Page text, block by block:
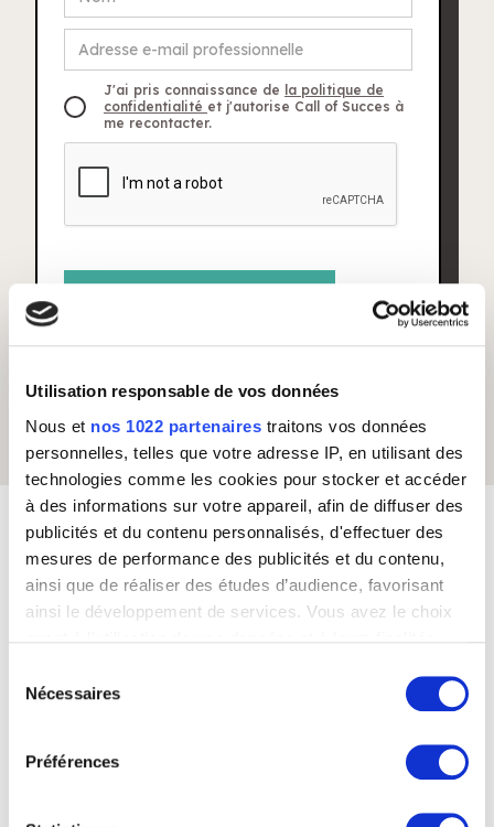
Utilisation responsable de vos données
Nous et nos 1022 partenaires traitons vos données
personnelles, telles que votre adresse IP, en utilisant des
technologies comme les cookies pour stocker et accéder
à des informations sur votre appareil, afin de diffuser des
publicités et du contenu personnalisés, d'effectuer des
mesures de performance des publicités et du contenu,
ainsi que de réaliser des études d’audience, favorisant
ainsi le développement de services. Vous avez le choix
tout moment en consultant la Déclaration relative aux
cookies ou en cliquant sur l'icône de confidentialité.
Si vous le permettez, nous aimerions également :
Nécessaires
Préférences
J'ai pris connaissance de la politique de
confidentialité et j'autorise Call of Succes à
me recontacter.
À propos de ce livre blanc
Depuis 2021, Call of Success s’appuie sur son expertise de
l’externalisation et son réseau de plus de 200 centres d’appels
comparatif des destinations d’externalisation
. Le premier
volet qui suit porte sur 7 pays francophones : de l'Europe à
subsaharienne.